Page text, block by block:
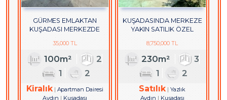
GÜRMES EMLAKTAN
KUŞADASI MERKEZDE
DAİRE
35,000 TL
100m²
2
1
2
Kiralık
Apartman Dairesi
Aydın
Kuşadası
KUŞADASINDA MERKEZE
YAKIN SATILIK ÖZEL
8,750,000 TL
230m²
3
1
2
Satılık
Yazlık
Aydın
Kuşadası